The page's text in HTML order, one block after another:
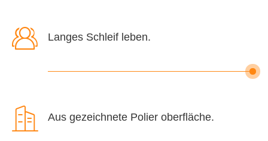
 Langes Schleif leben.
 Aus gezeichnete Polier oberfläche.